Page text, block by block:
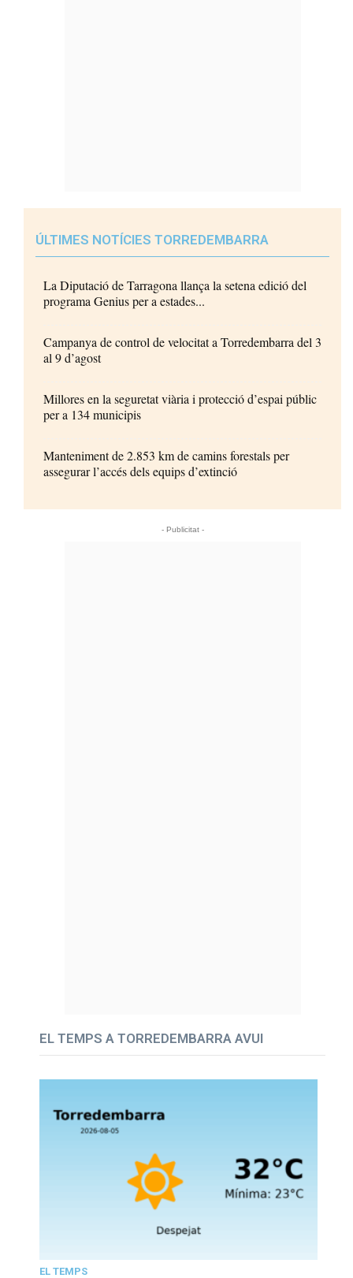
ÚLTIMES NOTÍCIES TORREDEMBARRA
La Diputació de Tarragona llança la setena edició del
programa Genius per a estades...
Campanya de control de velocitat a Torredembarra del 3
al 9 d’agost
Millores en la seguretat viària i protecció d’espai públic
per a 134 municipis
Manteniment de 2.853 km de camins forestals per
assegurar l’accés dels equips d’extinció
- Publicitat -
EL TEMPS A TORREDEMBARRA AVUI
EL TEMPS